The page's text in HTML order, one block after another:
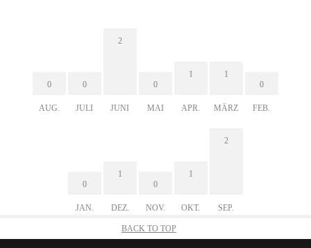
0
AUG.
0
JULI
2
JUNI
0
MAI
1
APR.
1
MÄRZ
0
FEB.
0
JAN.
1
DEZ.
0
NOV.
1
OKT.
2
SEP.
BACK TO TOP